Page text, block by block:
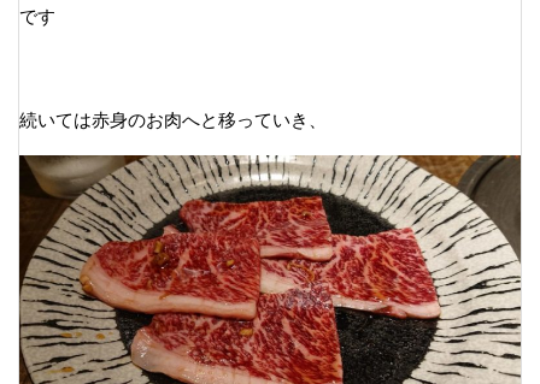
です
続いては赤身のお肉へと移っていき、